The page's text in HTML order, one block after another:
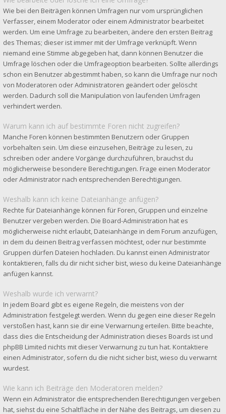
Wie bei den Beiträgen können Umfragen nur vom ursprünglichen
Verfasser, einem Moderator oder einem Administrator bearbeitet
werden. Um eine Umfrage zu bearbeiten, ändere den ersten Beitrag
des Themas; dieser ist immer mit der Umfrage verknüpft. Wenn
niemand eine Stimme abgegeben hat, dann können Benutzer die
Umfrage löschen oder die Umfrageoption bearbeiten. Sollte allerdings
schon ein Benutzer abgestimmt haben, so kann die Umfrage nur noch
von Moderatoren oder Administratoren geändert oder gelöscht
werden. Dadurch soll die Manipulation von laufenden Umfragen
verhindert werden.
Warum kann ich auf bestimmte Foren nicht zugreifen?
Manche Foren können bestimmten Benutzern oder Gruppen
vorbehalten sein. Um diese einzusehen, Beiträge zu lesen, zu
schreiben oder andere Vorgänge durchzuführen, brauchst du
möglicherweise besondere Berechtigungen. Frage einen Moderator
oder Administrator nach entsprechenden Berechtigungen.
Weshalb kann ich keine Dateianhänge anfügen?
Rechte für Dateianhänge können für Foren, Gruppen und einzelne
Benutzer vergeben werden. Die Board-Administration hat es
möglicherweise nicht erlaubt, Dateianhänge in dem Forum anzufügen,
in dem du deinen Beitrag verfassen möchtest, oder nur bestimmte
Gruppen dürfen Dateien hochladen. Du kannst einen Administrator
kontaktieren, falls du dir nicht sicher bist, wieso du keine Dateianhänge
anfügen kannst.
Weshalb wurde ich verwarnt?
In jedem Board gibt es eigene Regeln, die meistens von der
Administration festgelegt werden. Wenn du gegen eine dieser Regeln
verstoßen hast, kann sie dir eine Verwarnung erteilen. Bitte beachte,
dass dies die Entscheidung der Administration dieses Boards ist und
phpBB Limited nichts mit dieser Verwarnung zu tun hat. Kontaktiere
einen Administrator, sofern du die nicht sicher bist, wieso du verwarnt
wurdest.
Wie kann ich Beiträge den Moderatoren melden?
Wenn ein Administrator die entsprechenden Berechtigungen vergeben
hat, siehst du eine Schaltfläche in der Nähe des Beitrags, um diesen zu